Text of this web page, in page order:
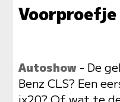
Voorproefje
Autoshow- De
Benz CLS? Een
ix20? Of wat te